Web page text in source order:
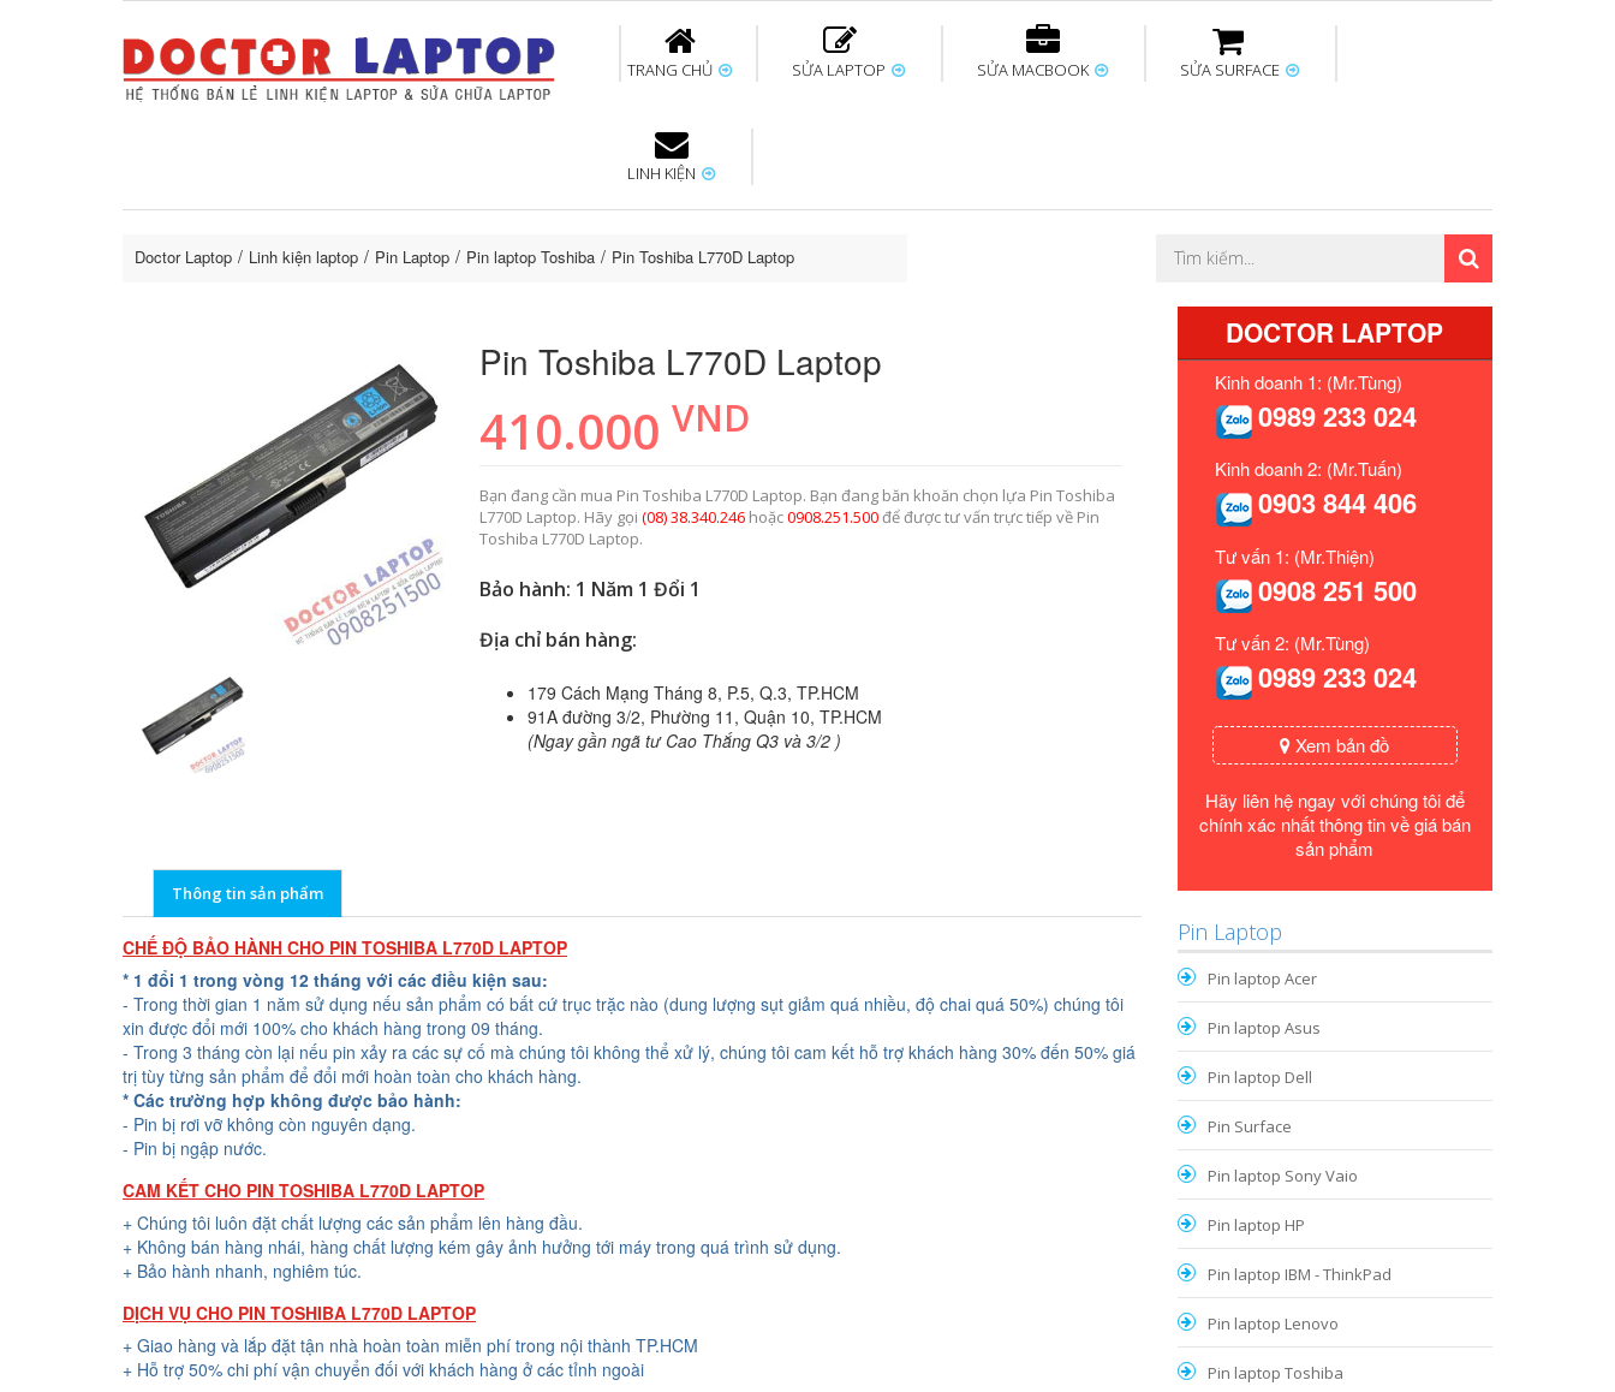
TRANG CHỦ SỬA LAPTOP
Sửa Laptop uy tín Thay bàn phím Thay màn hình Thay Pin Laptop
SỬA MACBOOK
Sửa Macbook uy tín Thay pin Macbook Thay màn hình Thay bàn phím
SỬA SURFACE
Thay pin Surface Sửa Surface không Thay sạc Surface Sửa Mainboard
LINH KIỆN
Doctor Laptop Linh kiện laptop Pin Laptop Pin laptop Toshiba Pin Toshiba L770D Laptop
Pin Toshiba L770D Laptop
410.000 VND
Bạn đang cần mua Pin Toshiba L770D Laptop. Bạn đang băn khoăn chọn lựa Pin Toshiba
L770D Laptop. Hãy gọi(08) 38.340.246 hoặc0908.251.500để được tư vấn trực tiếp về Pin
Toshiba L770D Laptop.
Bảo hành: 1 Năm 1 Đổi 1
Địa chỉ bán hàng:
179 Cách Mạng Tháng 8, P.5, Q.3, TP.HCM
91A đường 3/2, Phường 11, Quận 10, TP.HCM
(Ngay gần ngã tư Cao Thắng Q3 và 3/2 )
Thông tin sản phẩm
CHẾ ĐỘ BẢO HÀNH CHO PIN TOSHIBA L770D LAPTOP
* 1 đổi 1 trong vòng 12 tháng với các điều kiện sau:
- Trong thời gian 1 năm sử dụng nếu sản phẩm có bất cứ trục trặc nào (dung lượng sụt giảm quá nhiều, độ chai quá 50%) chúng tôi
xin được đổi mới 100% cho khách hàng trong 09 tháng.
- Trong 3 tháng còn lại nếu pin xảy ra các sự cố mà chúng tôi không thể xử lý, chúng tôi cam kết hỗ trợ khách hàng 30% đến 50% giá
trị tùy từng sản phẩm để đổi mới hoàn toàn cho khách hàng.
* Các trường hợp không được bảo hành:
- Pin bị rơi vỡ không còn nguyên dạng.
- Pin bị ngập nước.
CAM KẾT CHO PIN TOSHIBA L770D LAPTOP
+ Chúng tôi luôn đặt chất lượng các sản phẩm lên hàng đầu.
+ Không bán hàng nhái, hàng chất lượng kém gây ảnh hưởng tới máy trong quá trình sử dụng.
+ Bảo hành nhanh, nghiêm túc.
DỊCH VỤ CHO PIN TOSHIBA L770D LAPTOP
+ Giao hàng và lắp đặt tận nhà hoàn toàn miễn phí trong nội thành TP.HCM
+ Hỗ trợ 50% chi phí vận chuyển đối với khách hàng ở các tỉnh ngoài
DOCTOR LAPTOP
Kinh doanh 1: (Mr.Tùng)
0989 233 024
Kinh doanh 2: (Mr.Tuấn)
0903 844 406
Tư vấn 1: (Mr.Thiện)
0908 251 500
Tư vấn 2: (Mr.Tùng)
0989 233 024
Xem bản đồ
Hãy liên hệ ngay với chúng tôi để
chính xác nhất thông tin về giá bán
sản phẩm
Pin Laptop
Pin laptop Acer
Pin laptop Asus
Pin laptop Dell
Pin Surface
Pin laptop Sony Vaio
Pin laptop HP
Pin laptop IBM - ThinkPad
Pin laptop Lenovo
Pin laptop Toshiba